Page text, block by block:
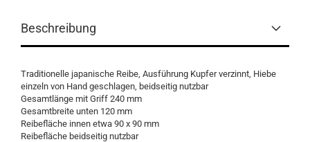
Beschreibung
Traditionelle japanische Reibe, Ausführung Kupfer verzinnt, Hiebe
einzeln von Hand geschlagen, beidseitig nutzbar
Gesamtlänge mit Griff 240 mm
Gesamtbreite unten 120 mm
Reibefläche innen etwa 90 x 90 mm
Reibefläche beidseitig nutzbar